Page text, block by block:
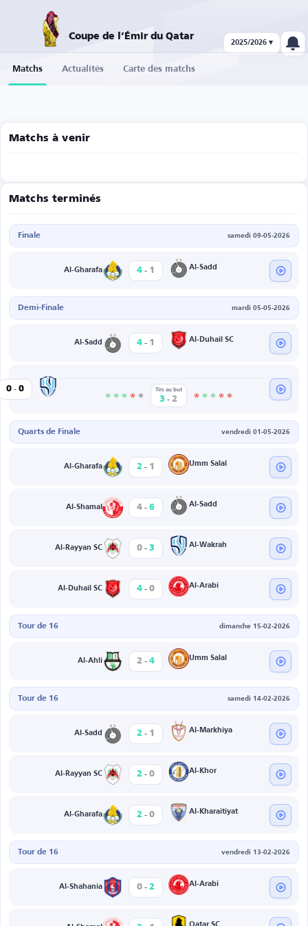
Coupe de l’Émir du Qatar
2025/2026 ▾
Matchs Actualités Carte des matchs
Matchs à venir
Matchs terminés
Finale samedi 09-05-2026
Al-Gharafa 4 - 1 Al-Sadd
Demi-Finale mardi 05-05-2026
Al-Sadd 4 - 1 Al-Duhail SC
0 - 0 Tirs au but
3 - 2
Quarts de Finale vendredi 01-05-2026
Al-Gharafa 2 - 1 Umm Salal
Al-Shamal 4 - 6 Al-Sadd
Al-Rayyan SC 0 - 3 Al-Wakrah
Al-Duhail SC 4 - 0 Al-Arabi
Tour de 16 dimanche 15-02-2026
Al-Ahli 2 - 4 Umm Salal
Tour de 16 samedi 14-02-2026
Al-Sadd 2 - 1 Al-Markhiya
Al-Rayyan SC 2 - 0 Al-Khor
Al-Gharafa 2 - 0 Al-Kharaitiyat
Tour de 16 vendredi 13-02-2026
Al-Shahania 0 - 2 Al-Arabi